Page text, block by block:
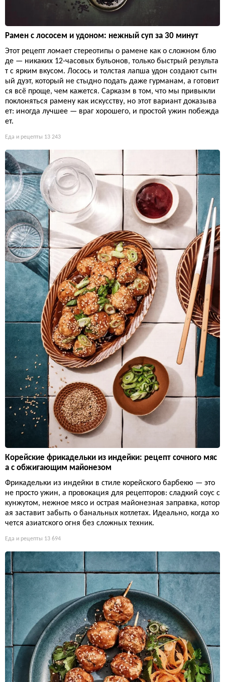
Рамен с лососем и удоном: нежный суп за 30 минут
Этот рецепт ломает стереотипы о рамене как о сложном блю
де — никаких 12-часовых бульонов, только быстрый результа
т с ярким вкусом. Лосось и толстая лапша удон создают сытн
ый дуэт, который не стыдно подать даже гурманам, а готовит
ся всё проще, чем кажется. Сарказм в том, что мы привыкли
поклоняться рамену как искусству, но этот вариант доказыва
ет: иногда лучшее — враг хорошего, и простой ужин побежда
ет.
Еда и рецепты 13 243
Корейские фрикадельки из индейки: рецепт сочного мяс
а с обжигающим майонезом
Фрикадельки из индейки в стиле корейского барбекю — это
не просто ужин, а провокация для рецепторов: сладкий соус с
кунжутом, нежное мясо и острая майонезная заправка, котор
ая заставит забыть о банальных котлетах. Идеально, когда хо
чется азиатского огня без сложных техник.
Еда и рецепты 13 694